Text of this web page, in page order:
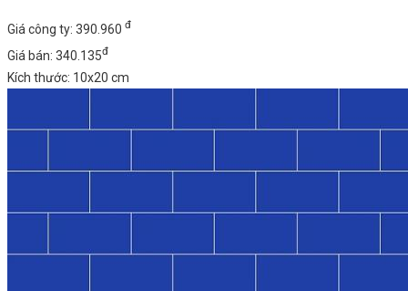
Giá công ty: 390.960 đ
Giá bán: 340.135đ
Kích thước: 10x20 cm